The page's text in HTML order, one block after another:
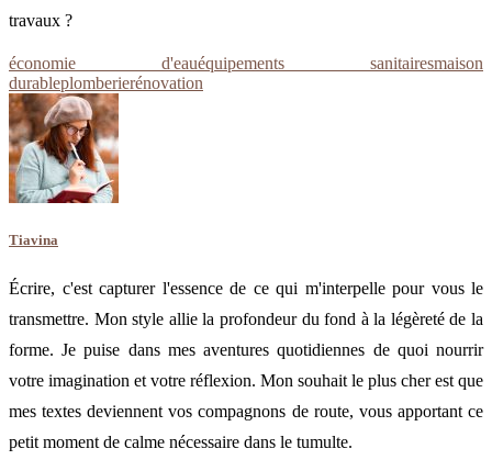
travaux ?
économie d'eauéquipements sanitairesmaison
durableplomberierénovation
Tiavina
Écrire, c'est capturer l'essence de ce qui m'interpelle pour vous le
transmettre. Mon style allie la profondeur du fond à la légèreté de la
forme. Je puise dans mes aventures quotidiennes de quoi nourrir
votre imagination et votre réflexion. Mon souhait le plus cher est que
mes textes deviennent vos compagnons de route, vous apportant ce
petit moment de calme nécessaire dans le tumulte.